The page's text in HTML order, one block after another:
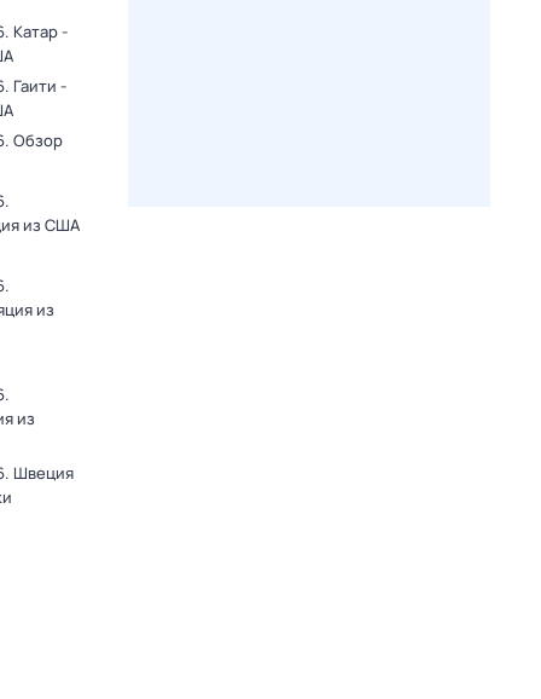
Катар -
Гаити -
Обзор
из США
из
из
Швеция